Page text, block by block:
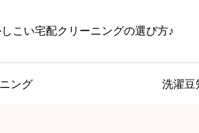
こい宅配クリーニングの選び方♪
ング 洗濯豆